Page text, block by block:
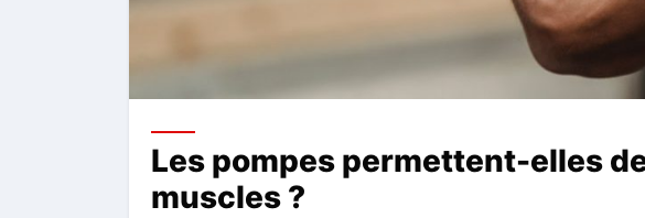
Les pompes permettent-elles
muscles ?